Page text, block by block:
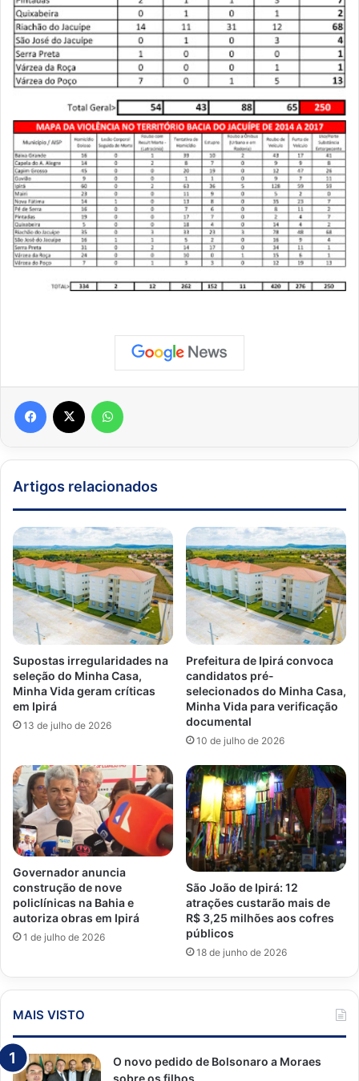
Artigos relacionados
Supostas irregularidades na
seleção do Minha Casa,
Minha Vida geram críticas
em Ipirá
13 de julho de 2026
Prefeitura de Ipirá convoca
candidatos pré-
selecionados do Minha Casa,
Minha Vida para verificação
documental
10 de julho de 2026
Governador anuncia
construção de nove
policlínicas na Bahia e
autoriza obras em Ipirá
1 de julho de 2026
São João de Ipirá: 12
atrações custarão mais de
R$ 3,25 milhões aos cofres
públicos
18 de junho de 2026
MAIS VISTO
O novo pedido de Bolsonaro a Moraes
sobre os filhos